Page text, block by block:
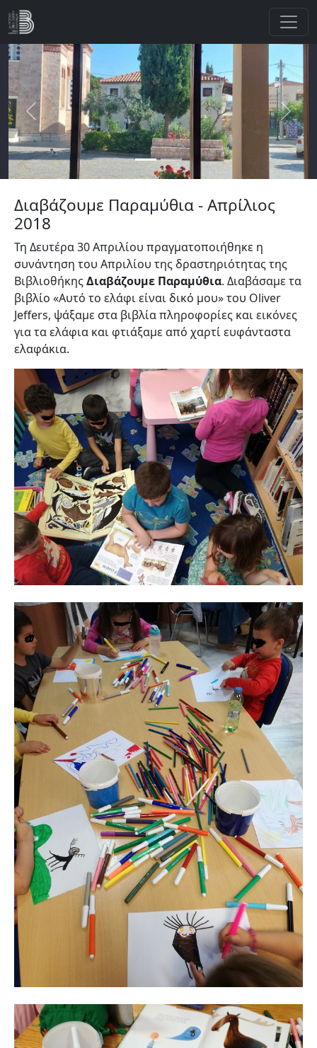
Παράκαμψη προς το κυρίως περιεχόμενο
Previous Next
Διαβάζουμε Παραμύθια - Απρίλιος
2018
Τη Δευτέρα 30 Απριλίου πραγματοποιήθηκε η
συνάντηση του Απριλίου της δραστηριότητας της
ΒιβλιοθήκηςΔιαβάζουμε Παραμύθια. Διαβάσαμε τα
βιβλίο «Αυτό το ελάφι είναι δικό μου» του Oliver
Jeffers, ψάξαμε στα βιβλία πληροφορίες και εικόνες
για τα ελάφια και φτιάξαμε από χαρτί ευφάνταστα
ελαφάκια.